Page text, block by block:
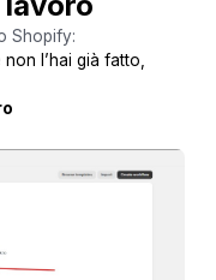
Shopify:
l’hai già fatto,